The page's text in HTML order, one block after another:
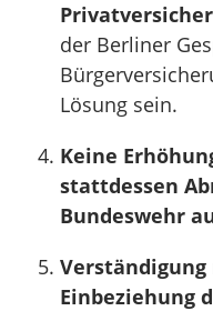
der Berliner
Lösung sein.
Keine
stattdessen
Bundeswehr
Einbeziehung